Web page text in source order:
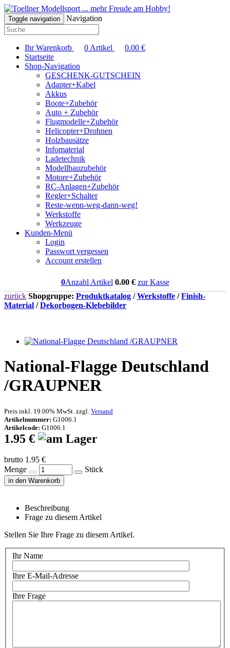
... mehr Freude am Hobby!
Toggle navigation Navigation
Ihr Warenkorb 0 Artikel 0.00 €
Startseite
Shop-Navigation
GESCHENK-GUTSCHEIN
Adapter+Kabel
Akkus
Boote+Zubehör
Auto + Zubehör
Flugmodelle+Zubehör
Helicopter+Drohnen
Holzbausätze
Infomaterial
Ladetechnik
Modellbauzubehör
Motore+Zubehör
RC-Anlagen+Zubehör
Regler+Schalter
Reste-wenn-weg-dann-weg!
Werkstoffe
Werkzeuge
Kunden-Menü
Login
Passwort vergessen
Account erstellen
0Anzahl Artikel 0.00€ zur Kasse
zurück Shopgruppe: Produktkatalog /Werkstoffe /Finish-
Material /Dekorbogen-Klebebilder
National-Flagge Deutschland
/GRAUPNER
Preis inkl. 19.00% MwSt. zzgl. Versand
Artikelnummer: G1006.1
Artikelcode: G1006.1
1.95 €
brutto 1.95 €
Menge
Stück
in den Warenkorb
Beschreibung
Frage zu diesem Artikel
Stellen Sie Ihre Frage zu diesem Artikel.
Ihr Name
Ihre E-Mail-Adresse
Ihre Frage